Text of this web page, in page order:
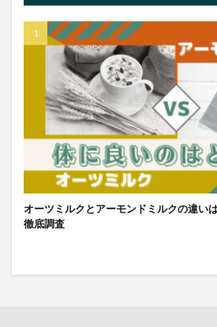
オーツミルクとアーモンドミルクの違い
徹底調査